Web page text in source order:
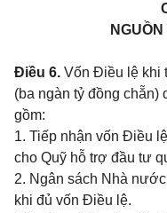
Điều 6. Vốn Điều lệ khi
(ba ngàn tỷ đồng
gồm:
1. Tiếp nhận vốn Điều
cho Quỹ hỗ trợ đầu tư
2. Ngân sách Nhà
khi đủ vốn Điều lệ.